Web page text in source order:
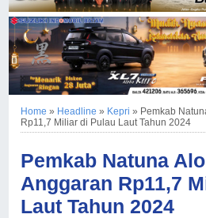
Home » Headline » Kepri » Pemkab
Rp11,7 Miliar di Pulau Laut Tahun 2024
Pemkab Natuna
Anggaran Rp11,7
Laut Tahun 2024